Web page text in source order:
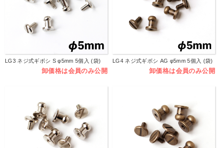
LG3 ネジ式ギボシ S φ5mm 5個入 (袋)
卸価格は会員のみ公開
LG4 ネジ式ギボシ AG φ5mm 5個入 (袋)
卸価格は会員のみ公開